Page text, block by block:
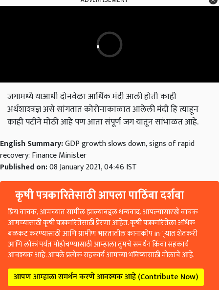
जगामध्ये याआधी दोनवेळा आर्थिक मंदी आली होती काही
अर्थशाश्त्रज्ञ असे सांगतात कोरोनाकाळात आलेली मंदी हि त्याहून
काही पटीने मोठी आहे पण आता संपूर्ण जग यातून सांभाळत आहे.
recovery: Finance Minister
Published on:08 January 2021, 04:46 IST
कृषी पत्रकारितेसाठी आपला पाठिंबा दर्शवा
प्रिय वाचक, आमच्यात सामील झाल्याबद्दल धन्यवाद. आपल्यासारखे वाचक
आमच्यासाठी कृषी पत्रकारितेसाठी प्रेरणा आहेत. कृषी पत्रकारितेला अधिक
बळकट करण्यासाठी आणि ग्रामीण भारतातील कानाकोप in्यात शेतकरी
आणि लोकांपर्यंत पोहोचण्यासाठी आम्हाला तुमचे समर्थन किंवा सहकार्य
आवश्यक आहे. आपले प्रत्येक सहकार्य आमच्या भविष्यासाठी मोलाचे आहे.
आपण आम्हाला समर्थन करणे आवश्यक आहे (Contribute Now)